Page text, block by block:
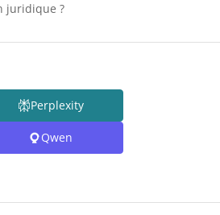
juridique ?
Perplexity
Qwen